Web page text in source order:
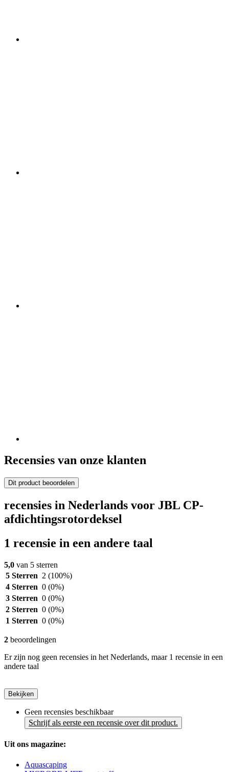
Recensies van onze klanten
Dit product beoordelen
recensies in Nederlands voor JBL CP-
afdichtingsrotordeksel
1 recensie in een andere taal
5,0 van 5 sterren
5 Sterren 2 (100%)
4 Sterren 0 (0%)
3 Sterren 0 (0%)
2 Sterren 0 (0%)
1 Sterren 0 (0%)
2 beoordelingen
Er zijn nog geen recensies in het Nederlands, maar 1 recensie in een
andere taal
Bekijken
Geen recensies beschikbaar
Schrijf als eerste een recensie over dit product.
Uit ons magazine:
Aquascaping